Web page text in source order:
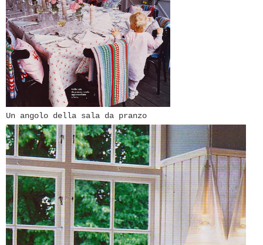
Un angolo della sala da pranzo